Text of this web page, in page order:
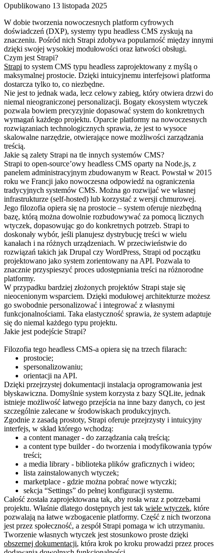
Opublikowano 13 listopada 2025
W dobie tworzenia nowoczesnych platform cyfrowych
doświadczeń (DXP), systemy typu headless CMS zyskują na
znaczeniu. Pośród nich Strapi zdobywa popularność między innymi
dzięki swojej wysokiej modułowości oraz łatwości obsługi.
Czym jest Strapi?
Strapi to system CMS typu headless zaprojektowany z myślą o
maksymalnej prostocie. Dzięki intuicyjnemu interfejsowi platforma
dostarcza tylko to, co niezbędne.
Nie jest to jednak wada, lecz celowy zabieg, który otwiera drzwi do
niemal nieograniczonej personalizacji. Bogaty ekosystem wtyczek
pozwala bowiem precyzyjnie dopasować system do konkretnych
wymagań każdego projektu. Oparcie platformy na nowoczesnych
rozwiązaniach technologicznych sprawia, że jest to wysoce
skalowalne narzędzie, otwierające nowe możliwości zarządzania
treścią.
Jakie są zalety Strapi na tle innych systemów CMS?
Strapi to open-source’owy headless CMS oparty na Node.js, z
panelem administracyjnym zbudowanym w React. Powstał w 2015
roku we Francji jako nowoczesna odpowiedź na ograniczenia
tradycyjnych systemów CMS. Można go rozwijać we własnej
infrastrukturze (self-hosted) lub korzystać z wersji chmurowej.
Jego filozofia opiera się na prostocie – system oferuje niezbędną
bazę, którą można dowolnie rozbudowywać za pomocą licznych
wtyczek, dopasowując go do konkretnych potrzeb. Strapi to
doskonały wybór, jeśli planujesz dystrybucję treści w wielu
kanałach i na różnych urządzeniach. W przeciwieństwie do
rozwiązań takich jak Drupal czy WordPress, Strapi od początku
projektowano jako system zorientowany na API. Pozwala to
znacznie przyspieszyć proces udostępniania treści na różnorodne
platformy.
W przypadku bardziej złożonych projektów Strapi staje się
nieocenionym wsparciem. Dzięki modułowej architekturze możesz
go swobodnie personalizować i integrować z własnymi
funkcjonalnościami. Taka elastyczność sprawia, że system adaptuje
się do niemal każdego typu projektu.
Jakie jest podejście Strapi?
Filozofia tego headless CMS-a opiera się na trzech filarach:
prostocie;
spersonalizowaniu;
orientacji na API.
Dzięki przejrzystej dokumentacji instalacja oprogramowania jest
błyskawiczna. Domyślnie system korzysta z bazy SQLite, jednak
istnieje możliwość łatwego przejścia na inne bazy danych, co jest
szczególnie zalecane w środowiskach produkcyjnych.
Zgodnie z zasadą prostoty, Strapi oferuje przejrzysty i intuicyjny
interfejs, w skład którego wchodzą:
a content manager - do zarządzania całą treścią;
a content type builder - do tworzenia i modyfikowania typów
treści;
a media library - biblioteka plików graficznych i wideo;
lista zainstalowanych wtyczek;
marketplace - gdzie można pobrać nowe wtyczki;
sekcja “Settings” do pełnej konfiguracji systemu.
Całość została zaprojektowana tak, aby rosła wraz z potrzebami
projektu. Właśnie dlatego dostępnych jest tak wiele wtyczek, które
pozwalają na łatwe wzbogacenie platformy. Część z nich tworzona
jest przez społeczność, a zespół Strapi pomaga w ich utrzymaniu.
Tworzenie własnych wtyczek jest stosunkowo proste dzięki
obszernej dokumentacji, która krok po kroku prowadzi przez proces